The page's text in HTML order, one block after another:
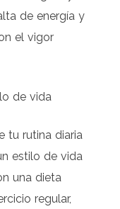
de energía y
el vigor
de vida
tu rutina diaria
estilo de vida
una dieta
regular,